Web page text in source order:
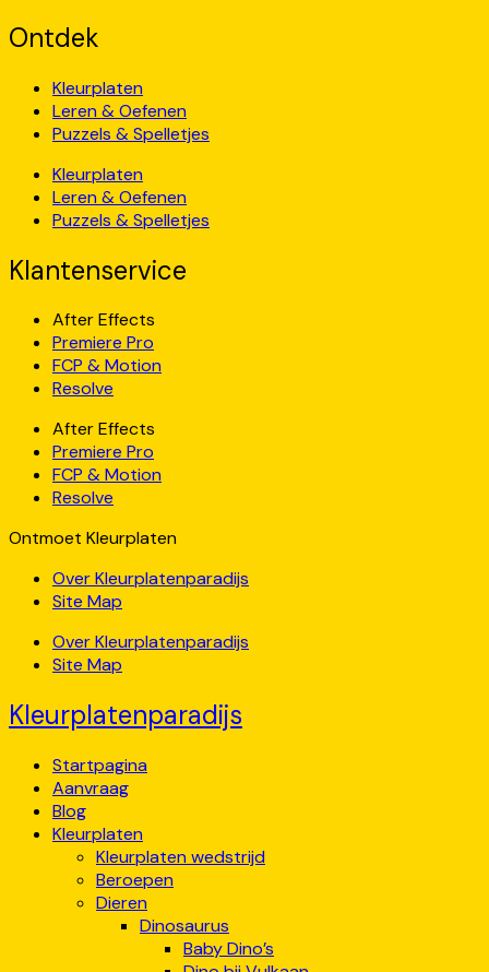
Ontdek
Kleurplaten
Leren & Oefenen
Puzzels & Spelletjes
Kleurplaten
Leren & Oefenen
Puzzels & Spelletjes
Klantenservice
After Effects
Premiere Pro
FCP & Motion
Resolve
After Effects
Premiere Pro
FCP & Motion
Resolve
Ontmoet Kleurplaten
Over Kleurplatenparadijs
Site Map
Over Kleurplatenparadijs
Site Map
Kleurplatenparadijs
Startpagina
Aanvraag
Blog
Kleurplaten
Kleurplaten wedstrijd
Beroepen
Dieren
Dinosaurus
Baby Dino’s